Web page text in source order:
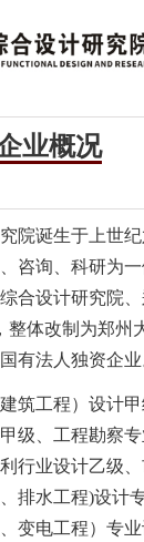
业概况
院诞生于上世
咨询、科研为
合设计研究院
整体改制为郑州
有法人独资企业
筑工程）设计
级、工程勘察
行业设计乙级
排水工程)设计
变电工程）专